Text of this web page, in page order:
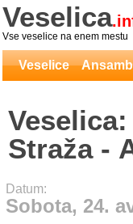
Veselica
Vse veselice na enem mestu
Veselice
Straža -
Rusa,
vetrov
Datum:
Sobota, 24.